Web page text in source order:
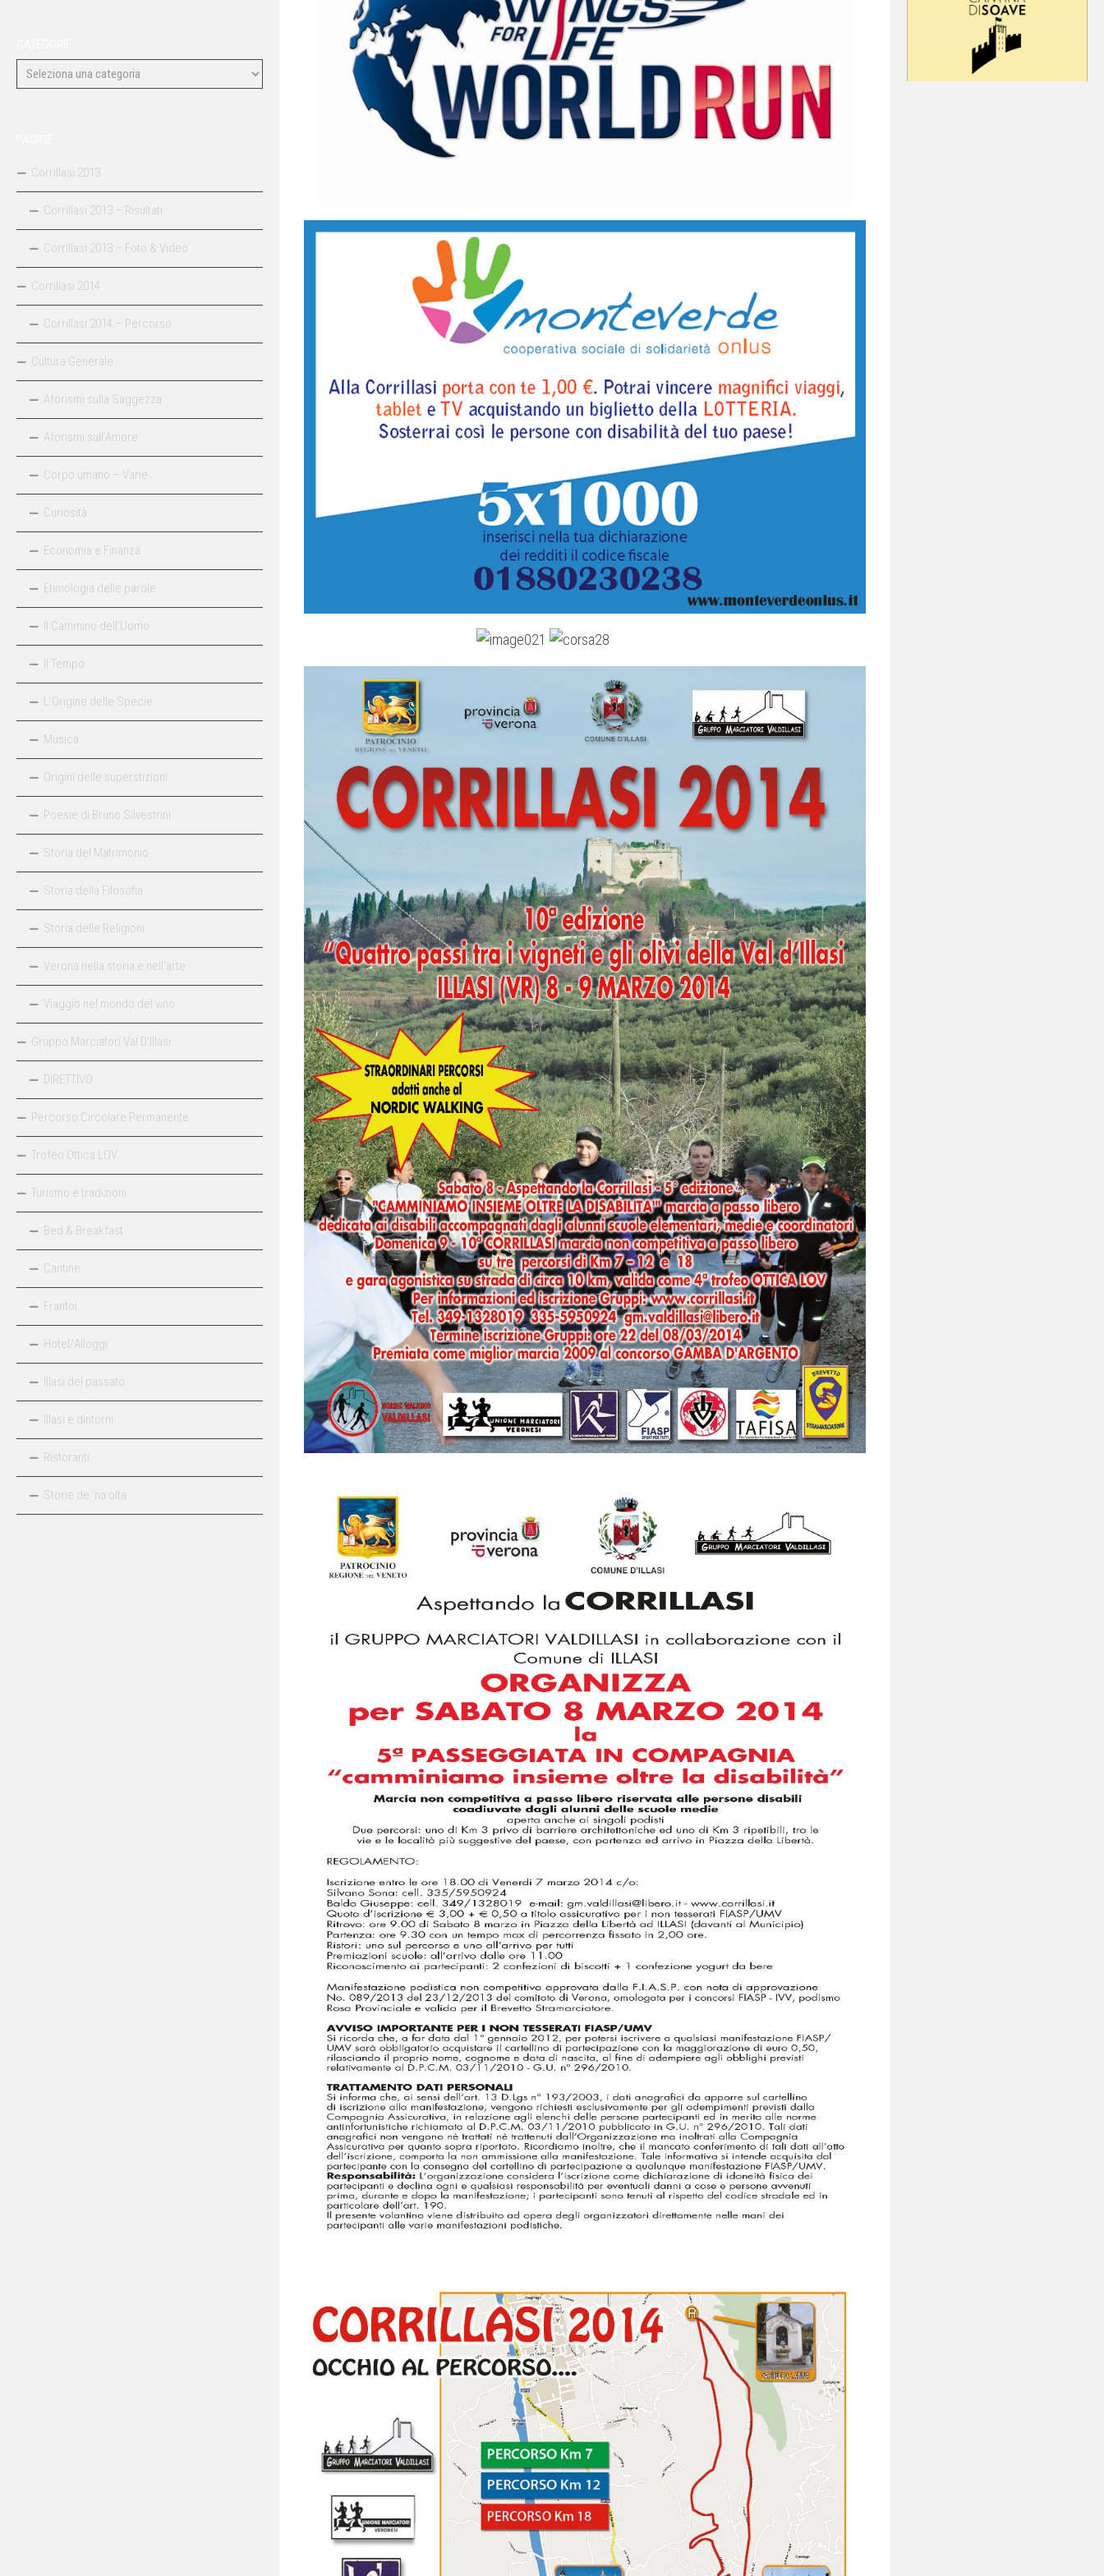
Corrillasi 2013
Corrillasi 2013 – Risultati
Corrillasi 2013 – Foto & Video
Corrillasi 2014
Corrillasi 2014 – Percorso
Cultura Generale
Aforismi sulla Saggezza
Aforismi sull’Amore
Corpo umano – Varie
Curiosità
Economia e Finanza
Etimologia delle parole
Il Cammino dell’Uomo
Il Tempo
L’Origine delle Specie
Musica
Origini delle superstizioni
Poesie di Bruno Silvestrini
Storia del Matrimonio
Storia della Filosofia
Storia delle Religioni
Verona nella storia e nell’arte
Viaggio nel mondo del vino
Gruppo Marciatori Val D’Illasi
DIRETTIVO
Percorso Circolare Permanente
Trofeo Ottica LOV
Turismo e tradizioni
Bed & Breakfast
Cantine
Frantoi
Hotel/Alloggi
Illasi del passato
Illasi e dintorni
Ristoranti
Storie de ‘na olta